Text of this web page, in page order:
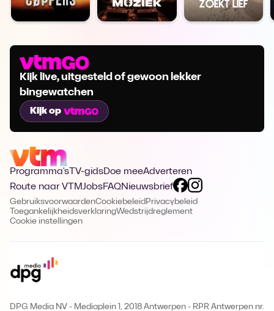
Kijk live, uitgesteld of gewoon lekker
bingewatchen
Kijk op
Programma's TV-gidsDoe meeAdverteren
Route naar VTMJobsFAQNieuwsbrief
GebruiksvoorwaardenCookiebeleid Privacybeleid
ToegankelijkheidsverklaringWedstrijdreglement
Cookie instellingen
DPG Media NV - Mediaplein 1, 2018 Antwerpen - RPR Antwerpen nr.